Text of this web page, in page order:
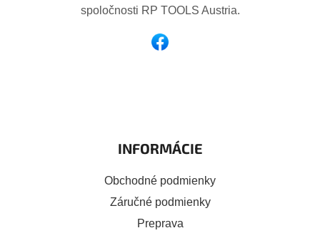
spoločnosti RP TOOLS Austria.
INFORMÁCIE
Obchodné podmienky
Záručné podmienky
Preprava